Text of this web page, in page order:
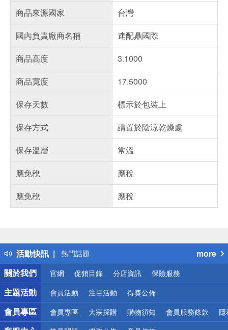
商品來源國家
台灣
國內負責廠商名稱
速配鼎國際
商品高度
3.1000
商品寬度
17.5000
保存天數
標示於包裝上
保存方式
請置於陰涼乾燥處
保存溫層
常溫
應免稅
應稅
應免稅
應稅
活動快訊
得獎公告
熱門話題
銀行優惠
偏遠地區配送
詐騙網頁！請小心！
more
關於我們
官網 促銷目錄 分店資訊 保險服務
主題活動 會員活動 注目活動 得獎公佈
會員專區 會員專區 大宗採購 購物須知 會員服務條款 隱